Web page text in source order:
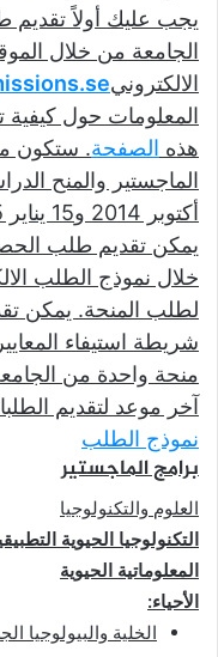
يجب عليك أولاً تقديم
الجامعة من خلال
الالكتروني
المعلومات حول
هذه الصفحة. ستكون
أكتوبر 2014 و15 يناير 2015
يمكن تقديم طلب
خلال نموذج الطلب
لطلب المنحة. يمكن
شريطة استيفاء
منحة واحدة من
آخر موعد لتقديم الطلبات هو 15 يناير-
نموذج الطلب
برامج الماجستير
العلوم والتكنولوجيا
التكنولوجيا الحيوية
المعلوماتية الحيوية
الأحياء:
الخلية والبيولوجيا